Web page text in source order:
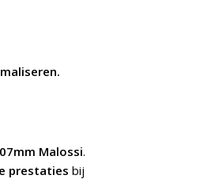
Malossi.
prestaties bij